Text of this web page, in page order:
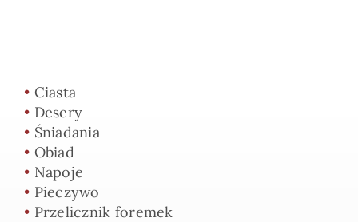
• Ciasta
• Desery
• Śniadania
• Obiad
• Napoje
• Pieczywo
• Przelicznik foremek